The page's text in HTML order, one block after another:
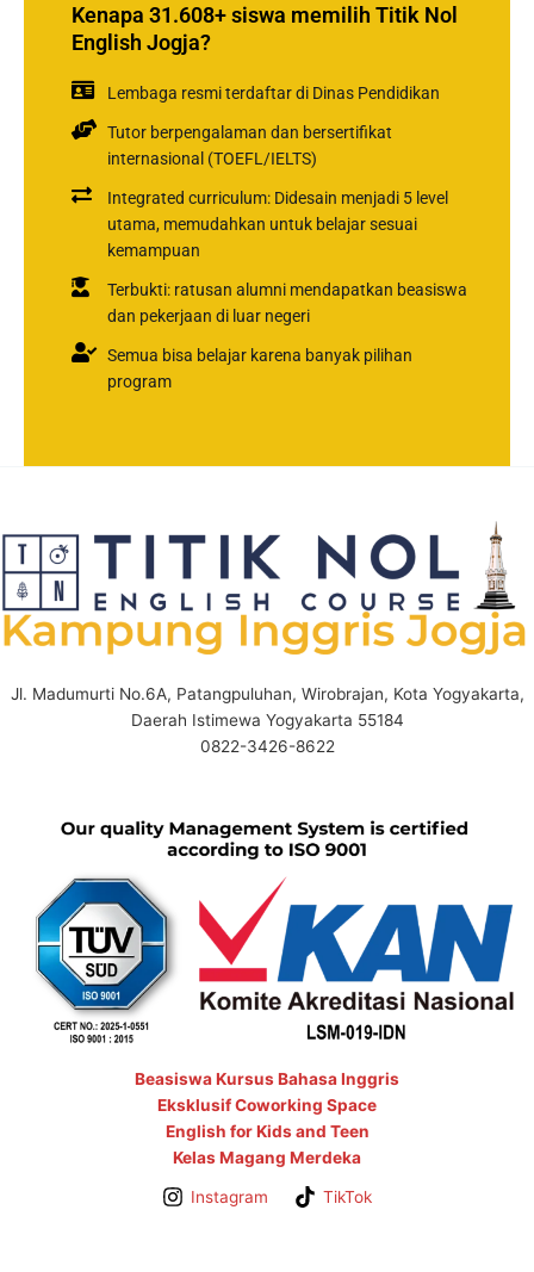
Kenapa 31.608+ siswa memilih Titik Nol
English Jogja?
Lembaga resmi terdaftar di Dinas Pendidikan
Tutor berpengalaman dan bersertifikat
internasional (TOEFL/IELTS)
Integrated curriculum: Didesain menjadi 5 level
utama, memudahkan untuk belajar sesuai
kemampuan
Terbukti: ratusan alumni mendapatkan beasiswa
dan pekerjaan di luar negeri
Semua bisa belajar karena banyak pilihan
program
Jl. Madumurti No.6A, Patangpuluhan, Wirobrajan, Kota Yogyakarta,
Daerah Istimewa Yogyakarta 55184
0822-3426-8622
Beasiswa Kursus Bahasa Inggris
Eksklusif Coworking Space
English for Kids and Teen
Kelas Magang Merdeka
Instagram TikTok